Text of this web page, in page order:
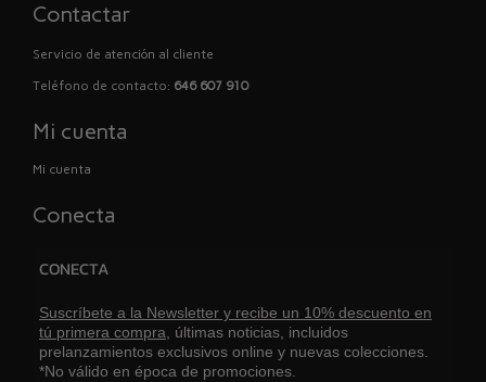
Contactar
Servicio de atención al cliente
Teléfono de contacto: 646 607 910
Mi cuenta
Mi cuenta
Conecta
CONECTA
Suscríbete a la Newsletter y recibe un 10% descuento en
tú primera compra, últimas noticias, incluidos
prelanzamientos exclusivos online y nuevas colecciones.
*No válido en época de promociones.